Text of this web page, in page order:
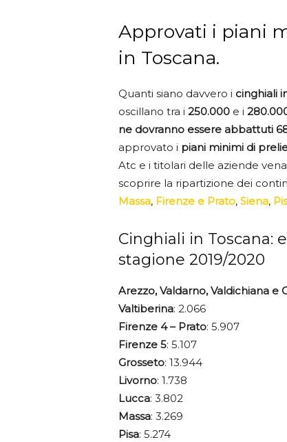
Approvati i piani
in Toscana.
Quanti siano davvero i cinghiali
oscillano tra i 250.000 e i
ne dovranno essere abbattuti
approvato i piani minimi di
Atc e i titolari delle aziende
scoprire la ripartizione dei
Massa, Firenze e Prato, Siena,
Cinghiali in Toscana:
stagione 2019/2020
Arezzo, Valdarno, Valdichiana e
Valtiberina: 2.066
Firenze 4 – Prato: 5.907
Firenze 5: 5.107
Grosseto: 13.944
Livorno: 1.738
Lucca: 3.802
Massa: 3.269
Pisa: 5.274